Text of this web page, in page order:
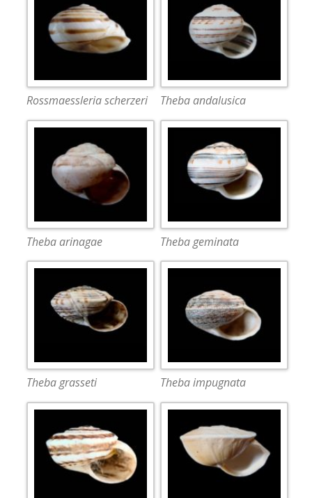
Rossmaessleria scherzeri Theba andalusica
Theba arinagae Theba geminata
Theba grasseti Theba impugnata